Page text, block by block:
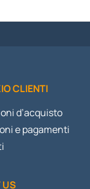
CLIENTI
d’acquisto
e pagamenti
US